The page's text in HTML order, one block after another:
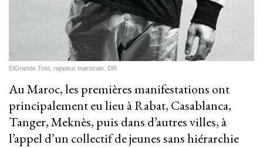
ElGrande Toto, rappeur marocain. DR
Au Maroc, les premières manifestations ont
principalement eu lieu à Rabat, Casablanca,
Tanger, Meknès, puis dans d’autres villes, à
l’appel d’un collectif de jeunes sans hiérarchie